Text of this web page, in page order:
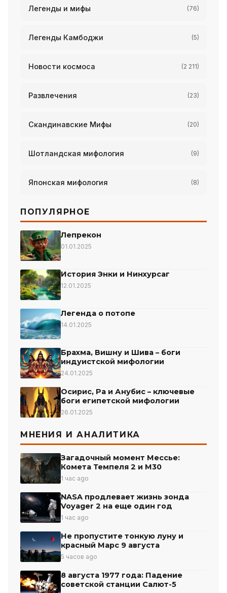
Легенды и мифы (76)
Легенды Камбоджи (5)
Новости космоса (2 211)
Развлечения (23)
Скандинавские Мифы (20)
Шотландская мифология (9)
Японская мифология (8)
ПОПУЛЯРНОЕ
Лепрекон
01.01.2025
История Энки и Нинхурсаг
12.01.2025
Легенда о потопе
14.01.2025
Брахма, Вишну и Шива – боги
индуистской мифологии
24.01.2025
Осирис, Ра и Анубис – ключевые
боги египетской мифологии
26.01.2025
МНЕНИЯ И АНАЛИТИКА
Загадочный момент Мессье:
Комета Темпеля 2 и М30
1 час ago
NASA продлевает жизнь зонда
Voyager 2 на еще один год
1 час ago
Не пропустите тонкую луну и
красный Марс 9 августа
5 часов ago
8 августа 1977 года: Падение
советской станции Салют-5